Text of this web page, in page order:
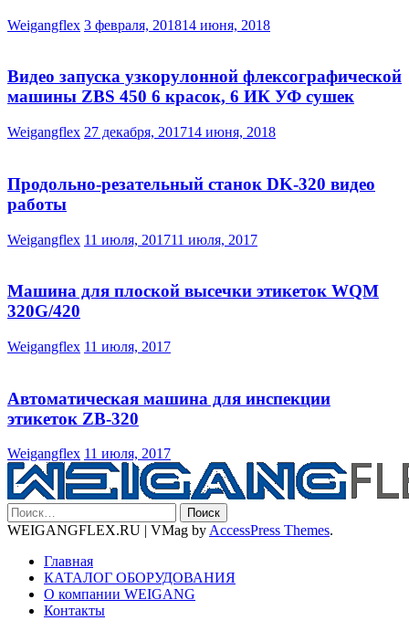
Weigangflex 3 февраля, 201814 июня, 2018
Видео запуска узкорулонной флексографической
машины ZBS 450 6 красок, 6 ИК УФ сушек
Weigangflex 27 декабря, 201714 июня, 2018
Продольно-резательный станок DK-320 видео
работы
Weigangflex 11 июля, 201711 июля, 2017
Машина для плоской высечки этикеток WQM
320G/420
Weigangflex 11 июля, 2017
Автоматическая машина для инспекции
этикеток ZB-320
Weigangflex 11 июля, 2017
Найти:
WEIGANGFLEX.RU | VMag by AccessPress Themes.
Главная
КАТАЛОГ ОБОРУДОВАНИЯ
О компании WEIGANG
Контакты